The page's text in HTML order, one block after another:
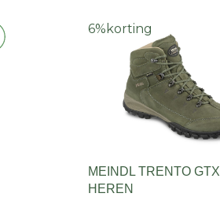
6% korting
MEINDL TRENTO GTX
HEREN